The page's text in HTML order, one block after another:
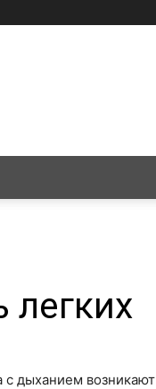
легких
дыханием возникают